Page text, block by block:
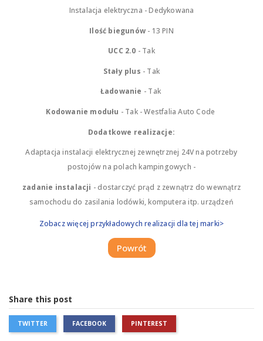
Instalacja elektryczna - Dedykowana
Ilość biegunów - 13 PIN
UCC 2.0 - Tak
Stały plus - Tak
Ładowanie - Tak
Kodowanie modułu - Tak - Westfalia Auto Code
Dodatkowe realizacje:
Adaptacja instalacji elektrycznej zewnętrznej 24V na potrzeby
postojów na polach kampingowych -
zadanie instalacji - dostarczyć prąd z zewnątrz do wewnątrz
samochodu do zasilania lodówki, komputera itp. urządzeń
Zobacz więcej przykładowych realizacji dla tej marki>
Powrót
Share this post
TWITTER FACEBOOK PINTEREST